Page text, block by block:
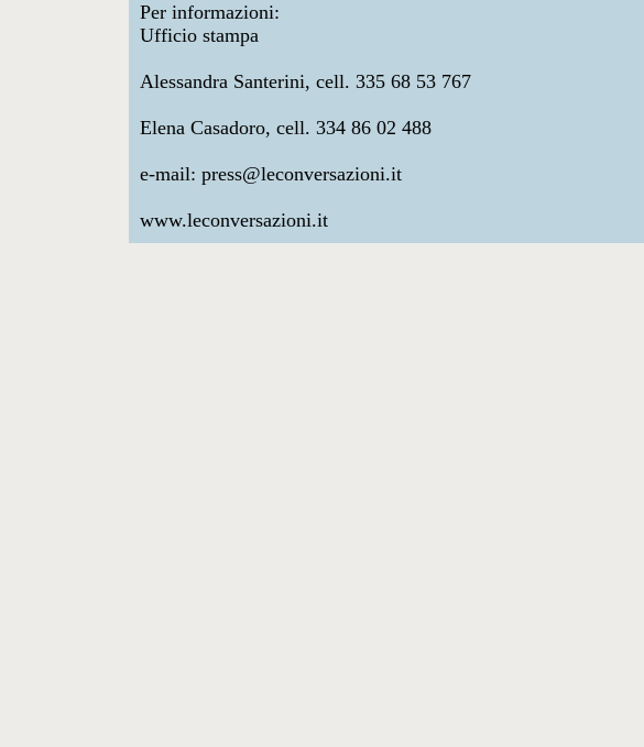
Per informazioni:
Ufficio stampa
Alessandra Santerini, cell. 335 68 53 767
Elena Casadoro, cell. 334 86 02 488
e-mail: press@leconversazioni.it
www.leconversazioni.it